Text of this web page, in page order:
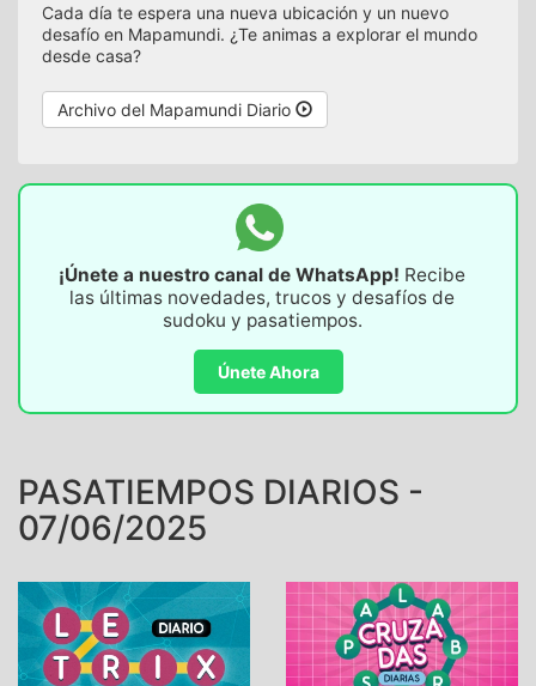
Cada día te espera una nueva ubicación y un nuevo
desafío en Mapamundi. ¿Te animas a explorar el mundo
desde casa?
Archivo del Mapamundi Diario
¡Únete a nuestro canal de WhatsApp! Recibe
las últimas novedades, trucos y desafíos de
sudoku y pasatiempos.
Únete Ahora
PASATIEMPOS DIARIOS -
07/06/2025